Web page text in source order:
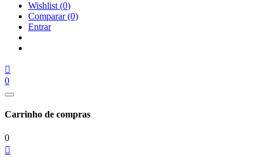
Wishlist (0)
Comparar(0)
Entrar

0
Carrinho de compras
0
